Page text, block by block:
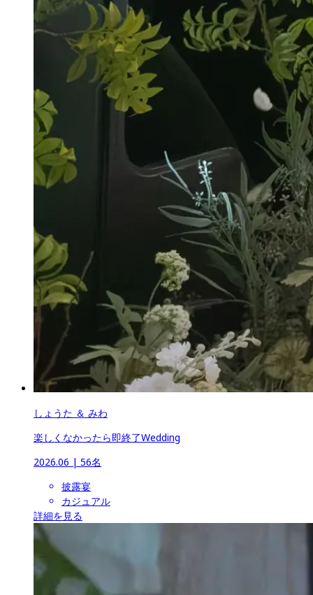
しょうた ＆ みわ
楽しくなかったら即終了Wedding
2026.06 | 56名
披露宴
カジュアル
詳細を見る